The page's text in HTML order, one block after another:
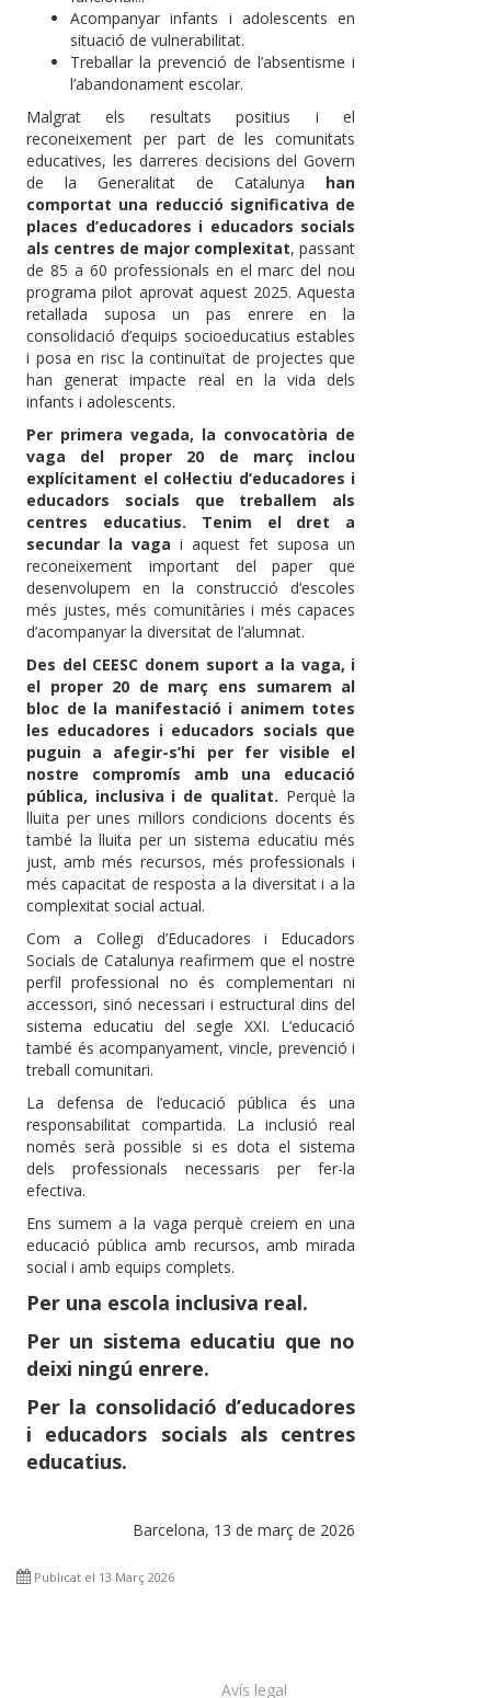
Acompanyar infants i adolescents en
situació de vulnerabilitat.
Treballar la prevenció de l’absentisme i
l’abandonament escolar.
Malgrat els resultats positius i el
reconeixement per part de les comunitats
educatives, les darreres decisions del Govern
de la Generalitat de Catalunya han
comportat una reducció significativa de
places d’educadores i educadors socials
als centres de major complexitat, passant
de 85 a 60 professionals en el marc del nou
programa pilot aprovat aquest 2025. Aquesta
retallada suposa un pas enrere en la
consolidació d’equips socioeducatius estables
i posa en risc la continuïtat de projectes que
han generat impacte real en la vida dels
infants i adolescents.
Per primera vegada, la convocatòria de
vaga del proper 20 de març inclou
explícitament el col·lectiu d’educadores i
educadors socials que treballem als
centres educatius. Tenim el dret a
secundar la vagai aquest fet suposa un
reconeixement important del paper que
desenvolupem en la construcció d’escoles
més justes, més comunitàries i més capaces
d’acompanyar la diversitat de l’alumnat.
Des del CEESC donem suport a la vaga, i
el proper 20 de març ens sumarem al
bloc de la manifestació i animem totes
les educadores i educadors socials que
puguin a afegir-s’hi per fer visible el
nostre compromís amb una educació
pública, inclusiva i de qualitat. Perquè la
lluita per unes millors condicions docents és
també la lluita per un sistema educatiu més
just, amb més recursos, més professionals i
més capacitat de resposta a la diversitat i a la
complexitat social actual.
Com a Col·legi d’Educadores i Educadors
Socials de Catalunya reafirmem que el nostre
perfil professional no és complementari ni
accessori, sinó necessari i estructural dins del
sistema educatiu del segle XXI. L’educació
també és acompanyament, vincle, prevenció i
treball comunitari.
La defensa de l’educació pública és una
responsabilitat compartida. La inclusió real
només serà possible si es dota el sistema
dels professionals necessaris per fer-la
efectiva.
Ens sumem a la vaga perquè creiem en una
educació pública amb recursos, amb mirada
social i amb equips complets.
Per una escola inclusiva real.
Per un sistema educatiu que no
deixi ningú enrere.
Per la consolidació d’educadores
i educadors socials als centres
educatius.
Barcelona, 13 de març de 2026
Publicat el 13 Març 2026
Avís legal